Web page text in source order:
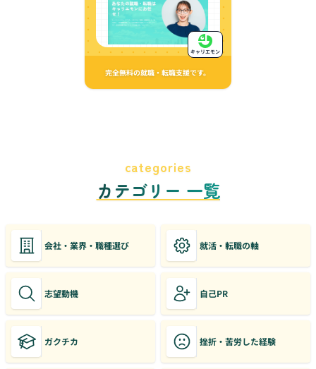
完全無料の就職・転職支援です。
キャリエモン
categories
カテゴリー 一覧
会社・業界・職種選び 就活・転職の軸
志望動機 自己PR
ガクチカ 挫折・苦労した経験